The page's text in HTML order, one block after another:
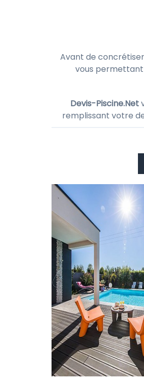
Avant de
vous
Devis-Piscine.Net
remplissant votre